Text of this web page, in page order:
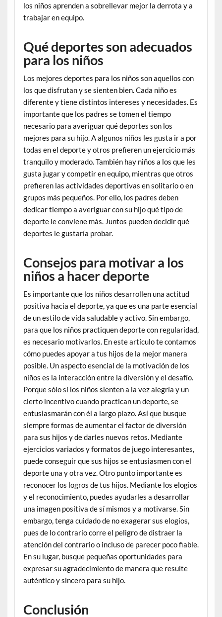
los niños aprenden a sobrellevar mejor la derrota y a
trabajar en equipo.
Qué deportes son adecuados
para los niños
Los mejores deportes para los niños son aquellos con
los que disfrutan y se sienten bien. Cada niño es
diferente y tiene distintos intereses y necesidades. Es
importante que los padres se tomen el tiempo
necesario para averiguar qué deportes son los
mejores para su hijo. A algunos niños les gusta ir a por
todas en el deporte y otros prefieren un ejercicio más
tranquilo y moderado. También hay niños a los que les
gusta jugar y competir en equipo, mientras que otros
prefieren las actividades deportivas en solitario o en
grupos más pequeños. Por ello, los padres deben
dedicar tiempo a averiguar con su hijo qué tipo de
deporte le conviene más. Juntos pueden decidir qué
deportes le gustaría probar.
Consejos para motivar a los
niños a hacer deporte
Es importante que los niños desarrollen una actitud
positiva hacia el deporte, ya que es una parte esencial
de un estilo de vida saludable y activo. Sin embargo,
para que los niños practiquen deporte con regularidad,
es necesario motivarlos. En este artículo te contamos
cómo puedes apoyar a tus hijos de la mejor manera
posible. Un aspecto esencial de la motivación de los
niños es la interacción entre la diversión y el desafío.
Porque sólo si los niños sienten a la vez alegría y un
cierto incentivo cuando practican un deporte, se
entusiasmarán con él a largo plazo. Así que busque
siempre formas de aumentar el factor de diversión
para sus hijos y de darles nuevos retos. Mediante
ejercicios variados y formatos de juego interesantes,
puede conseguir que sus hijos se entusiasmen con el
deporte una y otra vez. Otro punto importante es
reconocer los logros de tus hijos. Mediante los elogios
y el reconocimiento, puedes ayudarles a desarrollar
una imagen positiva de sí mismos y a motivarse. Sin
embargo, tenga cuidado de no exagerar sus elogios,
pues de lo contrario corre el peligro de distraer la
atención del contrario o incluso de parecer poco fiable.
En su lugar, busque pequeñas oportunidades para
expresar su agradecimiento de manera que resulte
auténtico y sincero para su hijo.
Conclusión